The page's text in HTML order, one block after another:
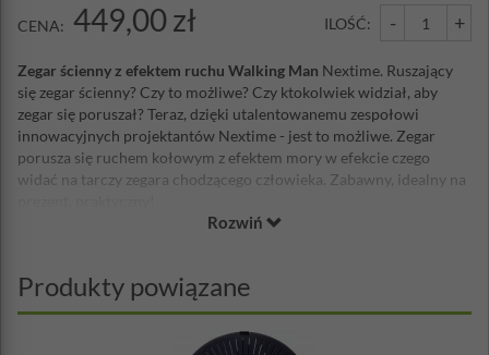
CENA: 449,00 zł ILOŚĆ: - +
Zegar ścienny z efektem ruchu Walking Man Nextime. Ruszający
się zegar ścienny? Czy to możliwe? Czy ktokolwiek widział, aby
zegar się poruszał? Teraz, dzięki utalentowanemu zespołowi
innowacyjnych projektantów Nextime - jest to możliwe. Zegar
porusza się ruchem kołowym z efektem mory w efekcie czego
widać na tarczy zegara chodzącego człowieka. Zabawny, idealny na
Materiał: tworzywo sztuczne, metal
Grubość: 5,5 cm
Waga: 0,7 kg
Zasilanie: bateria AA - brak w zestawie
Mechanizm: skokowy
Rozwiń
Produkty powiązane